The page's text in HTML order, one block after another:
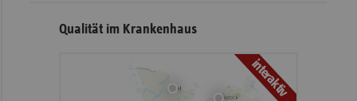
Qualität im Krankenhaus
interaktiv